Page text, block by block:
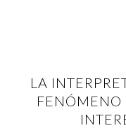
LA
FENÓMENO